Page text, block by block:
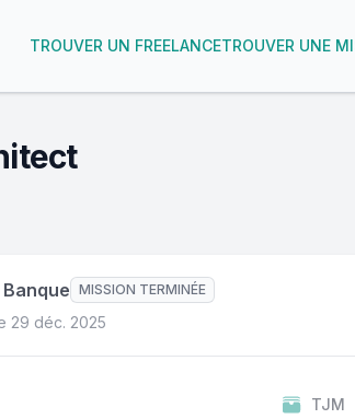
TROUVER UN FREELANCETROUVER UNE
Banque MISSION TERMINÉE
29 déc. 2025
TJM